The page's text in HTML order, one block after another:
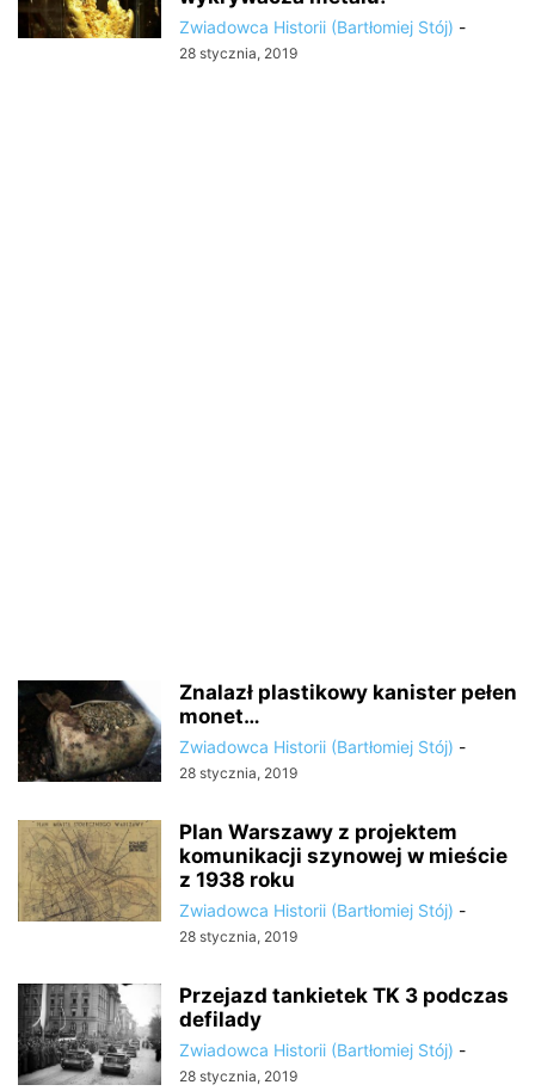
Zwiadowca Historii (Bartłomiej Stój) -
28 stycznia, 2019
Znalazł plastikowy kanister pełen
monet…
Zwiadowca Historii (Bartłomiej Stój) -
28 stycznia, 2019
Plan Warszawy z projektem
komunikacji szynowej w mieście
z 1938 roku
Zwiadowca Historii (Bartłomiej Stój) -
28 stycznia, 2019
Przejazd tankietek TK 3 podczas
defilady
Zwiadowca Historii (Bartłomiej Stój) -
28 stycznia, 2019